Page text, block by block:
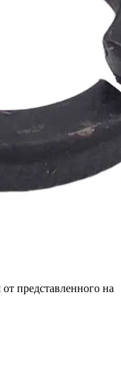
представленного на